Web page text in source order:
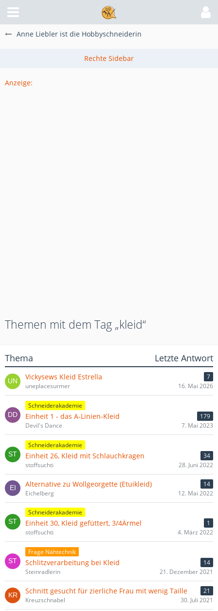
Anne Liebler ist die Hobbyschneiderin
Anzeige:
Themen mit dem Tag „kleid“
Thema Letzte Antwort
Vickysews Kleid Estrella
7
uneplacesurmer
16. Mai 2026
Schneiderakademie
Einheit 1 - das A-Linien-Kleid
179
Devil's Dance
7. Mai 2023
Schneiderakademie
Einheit 26, Kleid mit Schlauchkragen
34
stoffsuchti
28. Juni 2022
Alternative zu Wollgeorgette (Etuikleid)
14
Eichelberg
12. Mai 2022
Schneiderakademie
Einheit 30, Kleid gefüttert, 3/4Ärmel
1
stoffsuchti
4. März 2022
Frage Nähtechnik
Schlitzverarbeitung bei Kleid
14
Steinradlerin
21. Dezember 2021
Schnitt gesucht für zierliche Frau mit wenig Taille
21
Kreuzschnabel
30. Juli 2021